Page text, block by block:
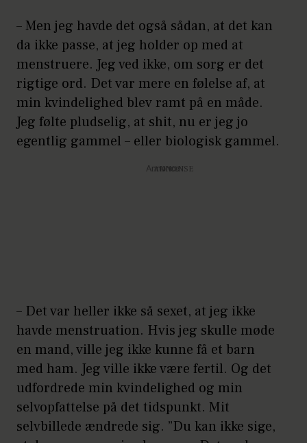
– Men jeg havde det også sådan, at det kan
da ikke passe, at jeg holder op med at
menstruere. Jeg ved ikke, om sorg er det
rigtige ord. Det var mere en følelse af, at
min kvindelighed blev ramt på en måde.
Jeg følte pludselig, at shit, nu er jeg jo
egentlig gammel – eller biologisk gammel.
Annonce
– Det var heller ikke så sexet, at jeg ikke
havde menstruation. Hvis jeg skulle møde
en mand, ville jeg ikke kunne få et barn
med ham. Jeg ville ikke være fertil. Og det
udfordrede min kvindelighed og min
selvopfattelse på det tidspunkt. Mit
selvbillede ændrede sig. ”Du kan ikke sige,